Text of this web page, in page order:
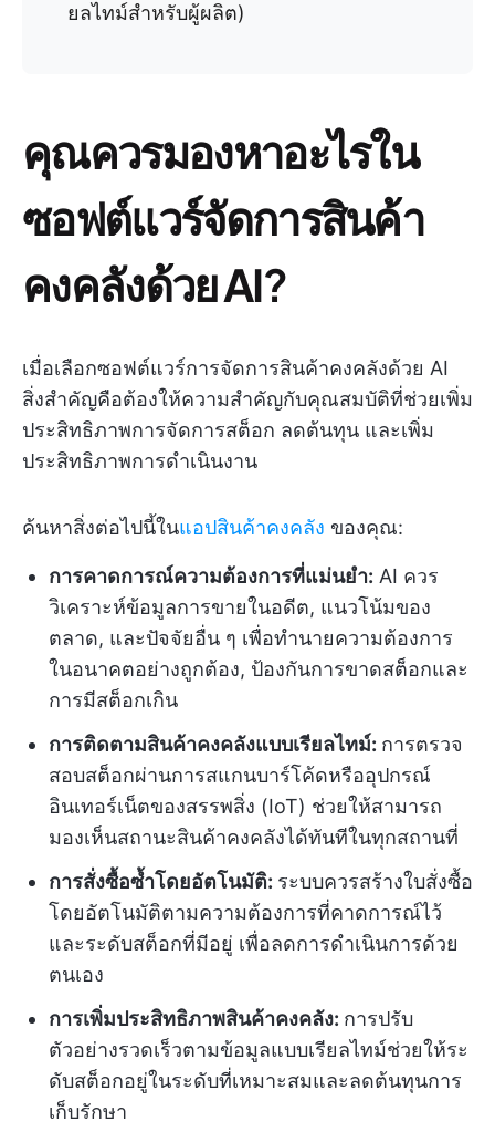
ยลไทม์สำหรับผู้ผลิต)
คุณควรมองหาอะไรใน
ซอฟต์แวร์จัดการสินค้า
คงคลังด้วย AI?
เมื่อเลือกซอฟต์แวร์การจัดการสินค้าคงคลังด้วย AI
สิ่งสำคัญคือต้องให้ความสำคัญกับคุณสมบัติที่ช่วยเพิ่ม
ประสิทธิภาพการจัดการสต็อก ลดต้นทุน และเพิ่ม
ประสิทธิภาพการดำเนินงาน
ค้นหาสิ่งต่อไปนี้ในแอปสินค้าคงคลัง ของคุณ:
การคาดการณ์ความต้องการที่แม่นยำ: AI ควร
วิเคราะห์ข้อมูลการขายในอดีต, แนวโน้มของ
ตลาด, และปัจจัยอื่น ๆ เพื่อทำนายความต้องการ
ในอนาคตอย่างถูกต้อง, ป้องกันการขาดสต็อกและ
การมีสต็อกเกิน
การติดตามสินค้าคงคลังแบบเรียลไทม์: การตรวจ
สอบสต็อกผ่านการสแกนบาร์โค้ดหรืออุปกรณ์
อินเทอร์เน็ตของสรรพสิ่ง (IoT) ช่วยให้สามารถ
มองเห็นสถานะสินค้าคงคลังได้ทันทีในทุกสถานที่
การสั่งซื้อซ้ำโดยอัตโนมัติ: ระบบควรสร้างใบสั่งซื้อ
โดยอัตโนมัติตามความต้องการที่คาดการณ์ไว้
และระดับสต็อกที่มีอยู่ เพื่อลดการดำเนินการด้วย
ตนเอง
การเพิ่มประสิทธิภาพสินค้าคงคลัง: การปรับ
ตัวอย่างรวดเร็วตามข้อมูลแบบเรียลไทม์ช่วยให้ระ
ดับสต็อกอยู่ในระดับที่เหมาะสมและลดต้นทุนการ
เก็บรักษา